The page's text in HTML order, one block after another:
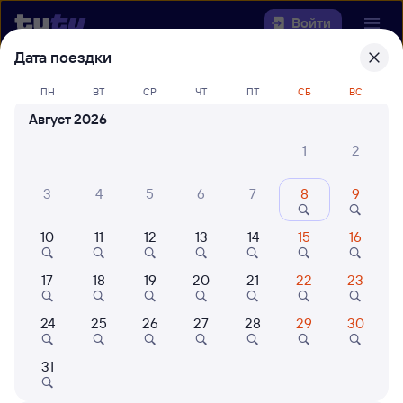
Войти
Выберите день, чтобы найтиж/д
билеты Токарёвка — Арчеда
Куда
Когда
Кто едет
Найти поезда
Дата поездки
ПН ВТ СР ЧТ ПТ СБ ВС
Август 2026
1
2
3 4 5 6 7 8 9
10 11 12 13 14 15 16
17 18 19 20 21 22 23
24 25 26 27 28 29 30
31